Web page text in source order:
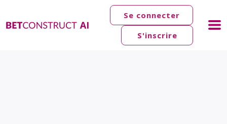
Se connecter
S'inscrire